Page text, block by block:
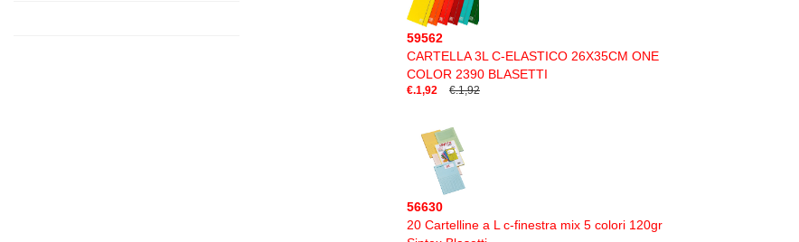
59562
CARTELLA 3L C-ELASTICO 26X35CM ONE
COLOR 2390 BLASETTI
€.1,92 €.1,92
56630
20 Cartelline a L c-finestra mix 5 colori 120gr